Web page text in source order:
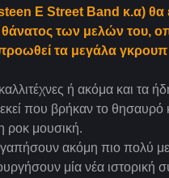
E Street Band κ.α) θα
των μελών του,
τα μεγάλα γκρουπ
ή ακόμα και τα
που βρήκαν το θησαυρό
ροκ μουσική.
ακόμη πιο πολύ με
μία νέα ιστορική